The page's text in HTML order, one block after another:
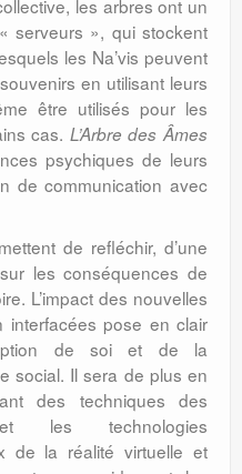
les arbres ont un
serveurs », qui stockent
les Na’vis peuvent
en utilisant leurs
être utilisés pour les
cas. L’Arbre des Âmes
psychiques de leurs
de communication avec
de refléchir, d’une
les conséquences de
L’impact des nouvelles
interfacées pose en clair
de soi et de la
social. Il sera de plus en
des techniques des
les technologies
de la réalité virtuelle et